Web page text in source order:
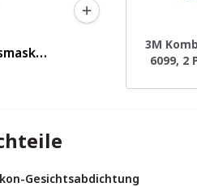
3M
6099, 2
Gesichtsabdichtung